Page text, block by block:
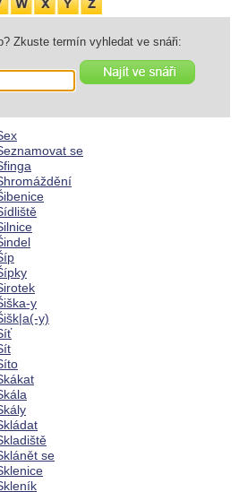
Zkuste termín vyhledat ve snáři:
se
y
y)
se